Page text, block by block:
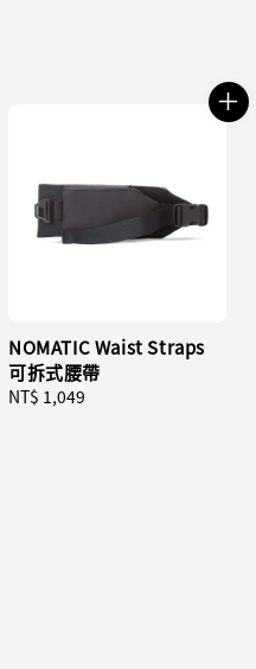
NOMATIC Waist Straps
可拆式腰帶
Regular
NT$ 1,049